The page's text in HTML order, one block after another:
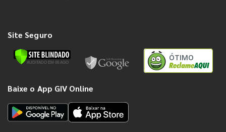
Site Seguro
ÓTIMO
Baixe o App GIV Online